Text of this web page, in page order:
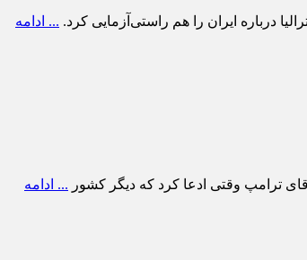
درباره ایران را هم راستی‌آزمایی کرد. ... ادامه
ترامپ وقتی ادعا کرد که دیگر کشور ... ادامه